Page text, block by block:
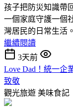
孩子把防災知識帶
一個家庭守護一個
灣居民的日常生活。
繼續閱讀
3天前
Love Dad！統一企
致敬
觀光旅遊 美味食記